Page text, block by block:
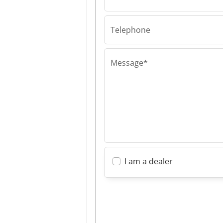
Telephone
Message*
I am a dealer